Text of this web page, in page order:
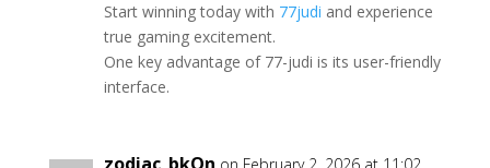
Start winning today with 77judi and experience
true gaming excitement.
One key advantage of 77-judi is its user-friendly
interface.